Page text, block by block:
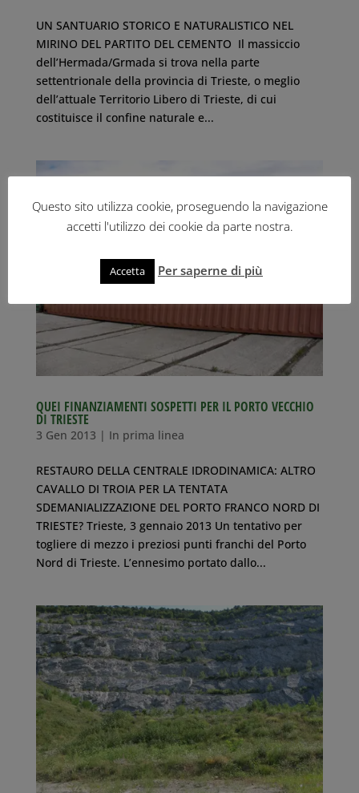
UN SANTUARIO STORICO E NATURALISTICO NEL
MIRINO DEL PARTITO DEL CEMENTO Il massiccio
dell’Hermada/Grmada si trova nella parte
settentrionale della provincia di Trieste, o meglio
dell’attuale Territorio Libero di Trieste, di cui
costituisce il confine naturale e...
QUEI FINANZIAMENTI SOSPETTI PER IL PORTO VECCHIO
DI TRIESTE
3 Gen 2013 | In prima linea
RESTAURO DELLA CENTRALE IDRODINAMICA: ALTRO
CAVALLO DI TROIA PER LA TENTATA
SDEMANIALIZZAZIONE DEL PORTO FRANCO NORD DI
TRIESTE? Trieste, 3 gennaio 2013 Un tentativo per
togliere di mezzo i preziosi punti franchi del Porto
Nord di Trieste. L’ennesimo portato dallo...
Questo sito utilizza cookie, proseguendo la navigazione
accetti l'utilizzo dei cookie da parte nostra.
Accetta Per saperne di più